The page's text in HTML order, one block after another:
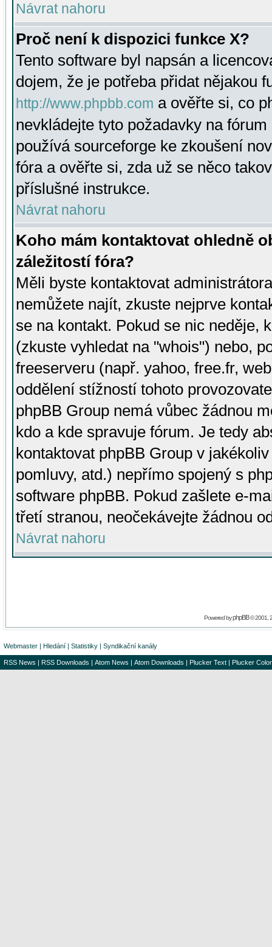
Návrat nahoru
Proč není k dispozici funkce X?
Tento software byl napsán a
dojem, že je potřeba přidat nějakou
http://www.phpbb.com a ověřte si, co
nevkládejte tyto požadavky na
používá sourceforge ke zkoušení
fóra a ověřte si, zda už se něco
příslušné instrukce.
Návrat nahoru
Koho mám kontaktovat ohledně
záležitostí fóra?
Měli byste kontaktovat
nemůžete najít, zkuste nejprve
se na kontakt. Pokud se nic neděje,
(zkuste vyhledat na "whois") nebo,
freeserveru (např. yahoo, free.fr,
oddělení stížností tohoto
phpBB Group nemá vůbec žádnou
kdo a kde spravuje fórum. Je tedy
kontaktovat phpBB Group v
pomluvy, atd.) nepřímo spojený s
software phpBB. Pokud zašlete e-
třetí stranou, neočekávejte žádnou
Návrat nahoru
Powered byphpBB© 2001,
Webmaster | Hledání | Statistiky | Syndikační kanály
RSS News | RSS Downloads | Atom News | Atom Downloads | Plucker Text | Plucker Color